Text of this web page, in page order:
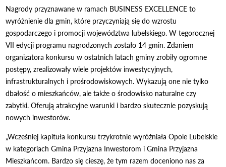
Nagrody przyznawane w ramach BUSINESS EXCELLENCE to
wyróżnienie dla gmin, które przyczyniają się do wzrostu
gospodarczego i promocji województwa lubelskiego. W tegorocznej
VII edycji programu nagrodzonych zostało 14 gmin. Zdaniem
organizatora konkursu w ostatnich latach gminy zrobiły ogromne
postępy, zrealizowały wiele projektów inwestycyjnych,
infrastrukturalnych i prośrodowiskowych. Wykazują one nie tylko
dbałość o mieszkańców, ale także o środowisko naturalne czy
zabytki. Oferują atrakcyjne warunki i bardzo skutecznie pozyskują
nowych inwestorów.
„Wcześniej kapituła konkursu trzykrotnie wyróżniała Opole Lubelskie
w kategoriach Gmina Przyjazna Inwestorom i Gmina Przyjazna
Mieszkańcom. Bardzo się cieszę, że tym razem doceniono nas za